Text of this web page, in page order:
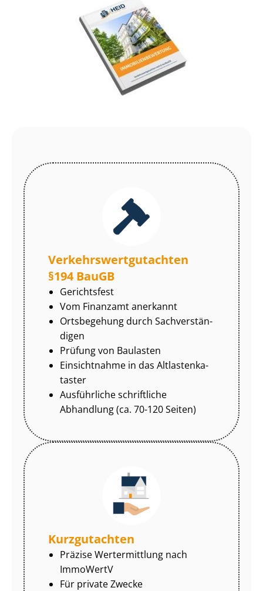
Ver­kehrs­wert­gut­ach­ten
§194 BauGB
Gerichtsfest
Vom Finanzamt anerkannt
Ortsbegehung durch Sach­ver­stän­
di­gen
Prüfung von Baulasten
Einsichtnahme in das Alt­las­ten­ka­
tas­ter
Ausführliche schriftliche
Abhandlung (ca. 70-120 Seiten)
Kurzgutachten
Präzise Wertermittlung nach
ImmoWertV
Für private Zwecke